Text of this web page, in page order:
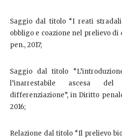
Saggio dal titolo “I reati
obbligo e coazione nel prelievo di
pen., 2017;
Saggio dal titolo
l’inarrestabile ascesa
differenziazione”, in Diritto
2016;
Relazione dal titolo “Il prelievo